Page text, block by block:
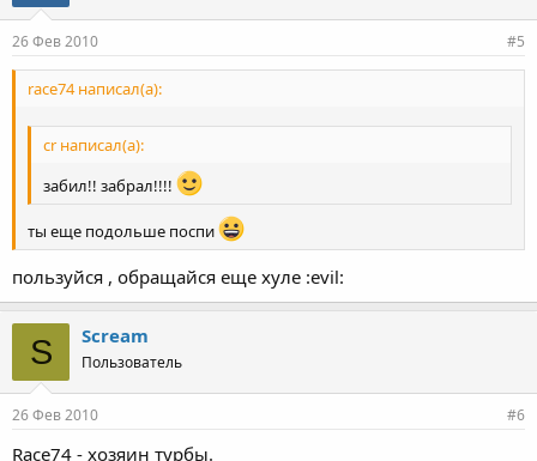
26 Фев 2010 #5
race74 написал(а):
cr написал(а):
забил!! забрал!!!!
ты еще подольше поспи
пользуйся , обращайся еще хуле :evil:
S Scream
Пользователь
26 Фев 2010 #6
Race74 - хозяин турбы.